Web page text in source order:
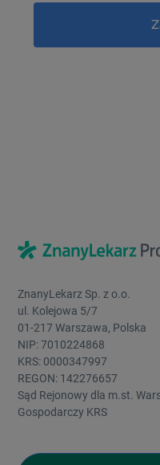
ZnanyLekarz Sp. z o.o.
ul. Kolejowa 5/7
01-217 Warszawa, Polska
NIP: 7010224868
KRS: 0000347997
REGON: 142276657
Sąd Rejonowy dla m.st.
Gospodarczy KRS